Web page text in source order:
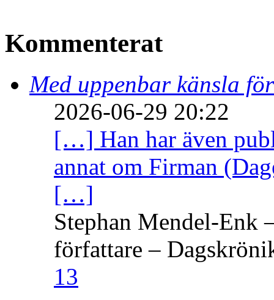
Kommenterat
Med uppenbar känsla
2026-06-29 20:22
[…] Han har även
annat om Firman
[…]
Stephan Mendel-Enk
författare –
13